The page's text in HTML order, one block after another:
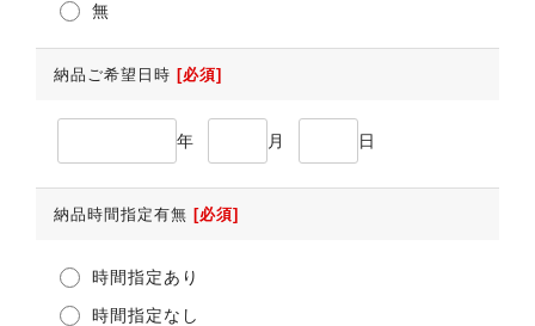
無
納品ご希望日時 [必須]
年 月 日
納品時間指定有無 [必須]
時間指定あり
時間指定なし